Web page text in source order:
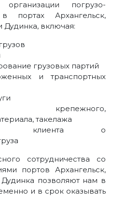
погрузо-
портах Архангельск,
включая:
грузовых партий
и транспортных
крепежного,
такелажа
клиента о
сотрудничества со
портов Архангельск,
позволяют нам в
и в срок оказывать